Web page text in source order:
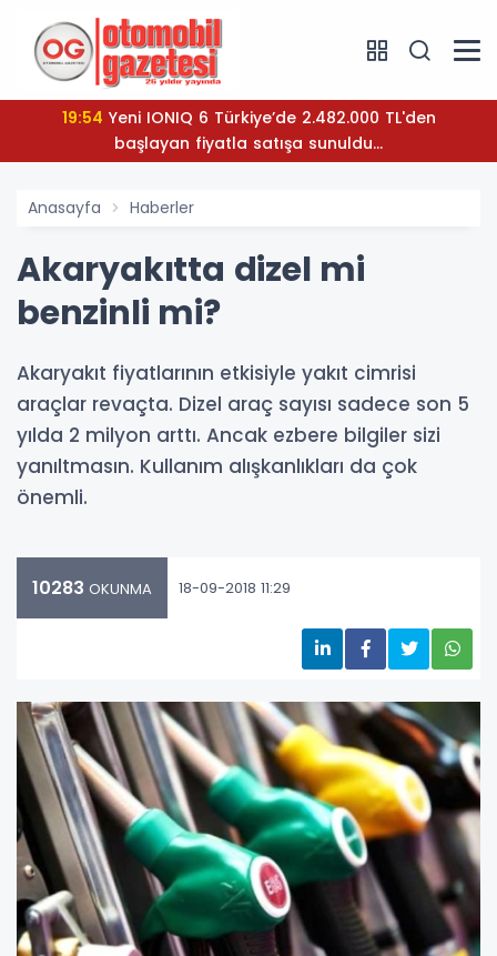
19:54
başlayan fiyatla satışa sunuldu...
Anasayfa Haberler
Akaryakıtta dizel mi
benzinli mi?
Akaryakıt fiyatlarının etkisiyle yakıt cimrisi
araçlar revaçta. Dizel araç sayısı sadece son 5
yılda 2 milyon arttı. Ancak ezbere bilgiler sizi
yanıltmasın. Kullanım alışkanlıkları da çok
önemli.
10283 OKUNMA 18-09-2018 11:29